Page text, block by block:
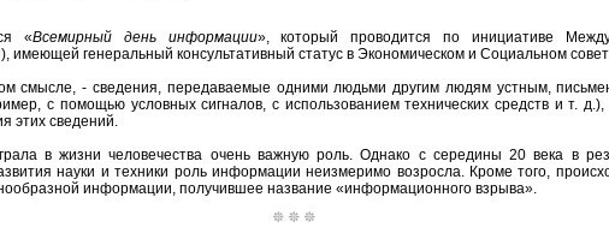
«Всемирный день информации», который проводится по инициативе
генеральный консультативный статус в Экономическом и Социальном
смысле, - сведения, передаваемые одними людьми другим людям устным,
с помощью условных сигналов, с использованием технических средств и т.
этих сведений.
в жизни человечества очень важную роль. Однако с середины 20 века в
науки и техники роль информации неизмеримо возросла. Кроме того,
информации, получившее название «информационного взрыва».